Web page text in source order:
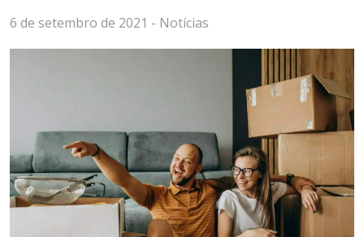
6 de setembro de 2021 - Notícias